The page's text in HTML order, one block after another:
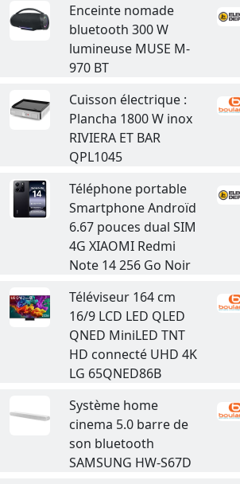
Enceinte nomade
bluetooth 300 W
lumineuse MUSE M-
970 BT
Cuisson électrique :
Plancha 1800 W inox
RIVIERA ET BAR
QPL1045
Téléphone portable
Smartphone Androïd
6.67 pouces dual SIM
4G XIAOMI Redmi
Note 14 256 Go Noir
Téléviseur 164 cm
16/9 LCD LED QLED
QNED MiniLED TNT
HD connecté UHD 4K
LG 65QNED86B
Système home
cinema 5.0 barre de
son bluetooth
SAMSUNG HW-S67D